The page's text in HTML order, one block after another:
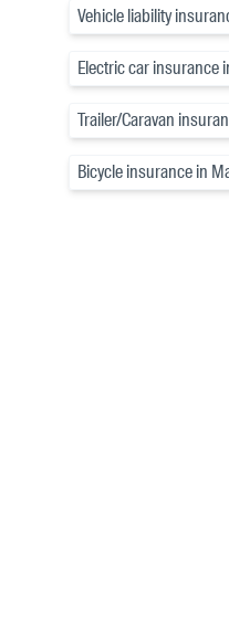
Vehicle liability
Electric car insurance
Trailer/Caravan
Bicycle insurance in